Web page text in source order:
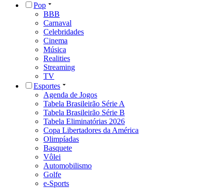
Pop
BBB
Carnaval
Celebridades
Cinema
Música
Realities
Streaming
TV
Esportes
Agenda de Jogos
Tabela Brasileirão Série A
Tabela Brasileirão Série B
Tabela Eliminatórias 2026
Copa Libertadores da América
Olimpíadas
Basquete
Vôlei
Automobilismo
Golfe
e-Sports